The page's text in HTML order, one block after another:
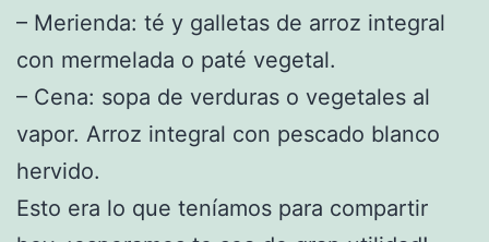
– Merienda: té y galletas de arroz integral
con mermelada o paté vegetal.
– Cena: sopa de verduras o vegetales al
vapor. Arroz integral con pescado blanco
hervido.
Esto era lo que teníamos para compartir